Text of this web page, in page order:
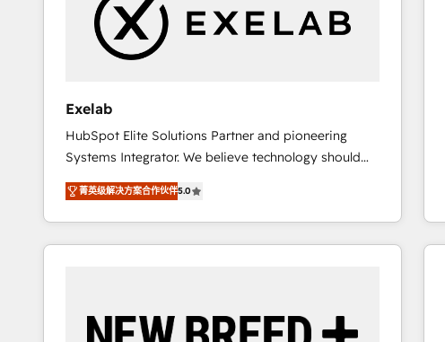
Extensions (React), Serverless Node.js, Custom
Objects, thèmes HubL, agents IA & Breeze AI. 🎯
Secteurs : Industrie, Distribution B2B, SaaS, Services
Sales + Service Hub, synchronisation ERP ↔
HubSpot temps réel, formation équipes. 🏆 +350
projets livrés. Accrédités HubSpot CRM
Implementation, Data Migration & Custom
Integration. 📩 Parlons de votre projet →
digitaweb.com
Exelab
HubSpot Elite Solutions Partner and pioneering
Systems Integrator. We believe technology should
serve business strategy, not the other way around.
Every engagement begins with clear objectives,
customer journey mapping, and measurable KPIs.
Only then we architect solutions. The question is
make HubSpot the operational hub, integrated with
菁英级解决方案合作伙伴5.0